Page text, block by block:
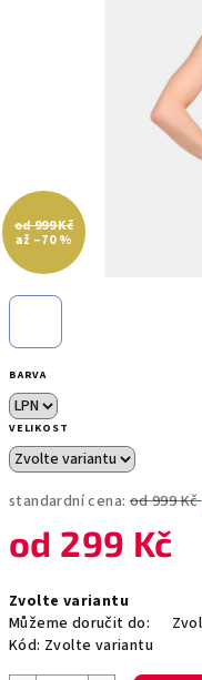
BARVA
VELIKOST
standardní cena: od 999 Kč
od 299 Kč
cena:
Zvolte variantu
Můžeme doručit do:
Kód: Zvolte variantu
od 999 Kč
až –70 %